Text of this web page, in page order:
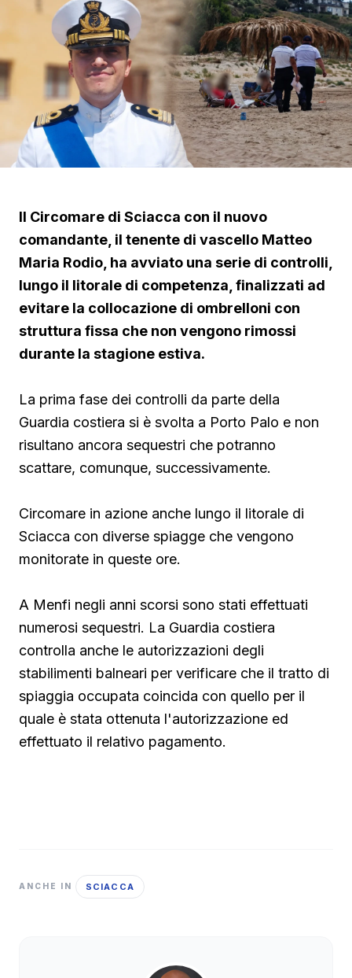
Il Circomare di Sciacca con il nuovo
comandante, il tenente di vascello Matteo
Maria Rodio, ha avviato una serie di controlli,
lungo il litorale di competenza, finalizzati ad
evitare la collocazione di ombrelloni con
struttura fissa che non vengono rimossi
durante la stagione estiva.
La prima fase dei controlli da parte della
Guardia costiera si è svolta a Porto Palo e non
risultano ancora sequestri che potranno
scattare, comunque, successivamente.
Circomare in azione anche lungo il litorale di
Sciacca con diverse spiagge che vengono
monitorate in queste ore.
A Menfi negli anni scorsi sono stati effettuati
numerosi sequestri. La Guardia costiera
controlla anche le autorizzazioni degli
stabilimenti balneari per verificare che il tratto di
spiaggia occupata coincida con quello per il
quale è stata ottenuta l'autorizzazione ed
effettuato il relativo pagamento.
ANCHE IN SCIACCA